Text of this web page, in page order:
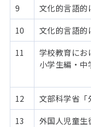
9
文化的言語
10
文化的言語的
11
学校教育に
小学生編・中
12
文部科学省
13
外国人児童